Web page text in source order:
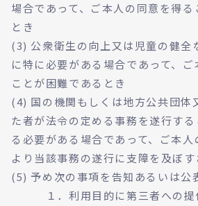
場合であって、ご本人の同意を得る
とき
(3) 公衆衛生の向上又は児童の健全
に特に必要がある場合であって、ご
ことが困難であるとき
(4) 国の機関もしくは地方公共団体
た者が法令の定める事務を遂行す
る必要がある場合であって、ご本
より当該事務の遂行に支障を及ぼ
(5) 予め次の事項を告知あるいは公
１．利用目的に第三者への提